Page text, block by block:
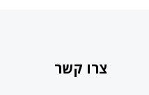
צרו קשר